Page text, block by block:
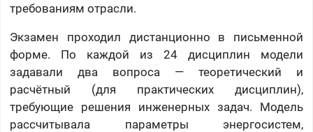
требованиям отрасли.
Экзамен проходил дистанционно в письменной
форме. По каждой из 24 дисциплин модели
задавали два вопроса — теоретический и
расчётный (для практических дисциплин),
требующие решения инженерных задач. Модель
рассчитывала параметры энергосистем,